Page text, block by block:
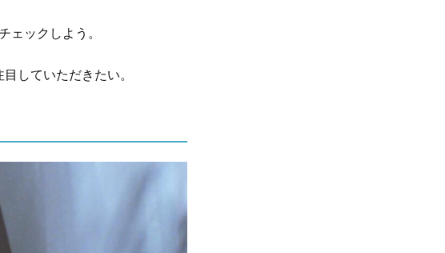
ェックしよう。
していただきたい。